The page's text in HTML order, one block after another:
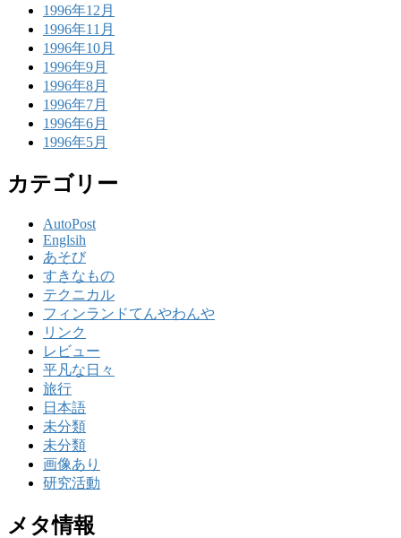
1996年12月
1996年11月
1996年10月
1996年9月
1996年8月
1996年7月
1996年6月
1996年5月
カテゴリー
AutoPost
Englsih
あそび
すきなもの
テクニカル
フィンランドてんやわんや
リンク
レビュー
平凡な日々
旅行
日本語
未分類
未分類
画像あり
研究活動
メタ情報